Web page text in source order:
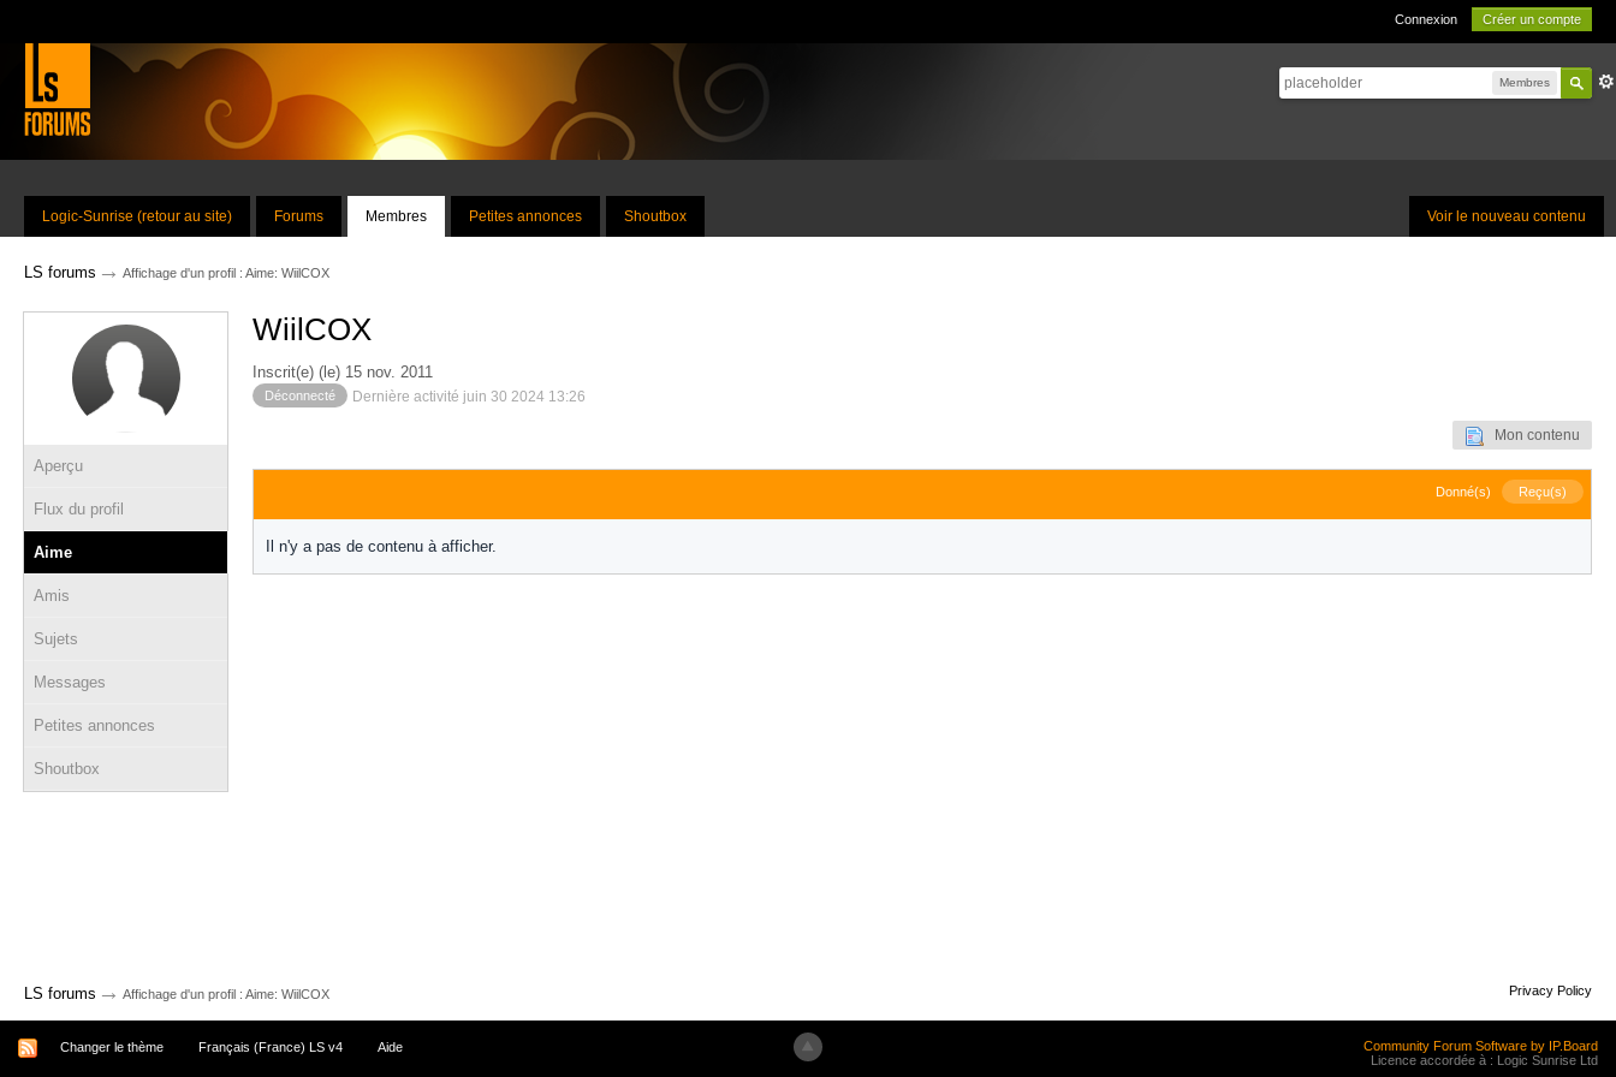
Connexion Créer un compte
Membres
Voir le nouveau contenu
Logic-Sunrise (retour au site) Forums Membres Petites annonces Shoutbox
LS forums → Affichage d'un profil : Aime: WiilCOX
Aperçu
Flux du profil
Aime
Amis
Sujets
Messages
Petites annonces
Shoutbox
WiilCOX
Inscrit(e) (le) 15 nov. 2011
Déconnecté Dernière activité juin 30 2024 13:26
Mon contenu
Donné(s) Reçu(s)
Il n'y a pas de contenu à afficher.
LS forums → Affichage d'un profil : Aime: WiilCOX Privacy Policy
Changer le thème Français (France) LS v4 Aide
Community Forum Software by IP.Board
Licence accordée à : Logic Sunrise Ltd